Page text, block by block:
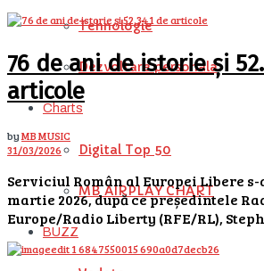
Tehnologie
Dezvoltare personala
Charts
Digital Top 50
MB AIRPLAY CHART
BUZZ
76 de ani de istorie și
articole
byMB MUSIC
31/03/2026
Serviciul Român al Europei Libere s-
martie 2026, după ce președintele
Europe/Radio Liberty (RFE/RL),